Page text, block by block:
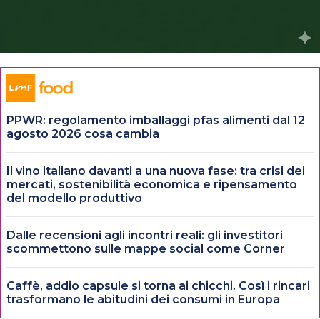
PPWR: regolamento imballaggi pfas alimenti dal 12
agosto 2026 cosa cambia
Il vino italiano davanti a una nuova fase: tra crisi dei
mercati, sostenibilità economica e ripensamento
del modello produttivo
Dalle recensioni agli incontri reali: gli investitori
scommettono sulle mappe social come Corner
Caffè, addio capsule si torna ai chicchi. Così i rincari
trasformano le abitudini dei consumi in Europa